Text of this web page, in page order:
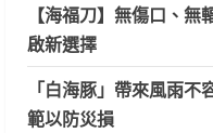
【海福刀】無傷口、
啟新選擇
「白海豚」帶來風雨
範以防災損